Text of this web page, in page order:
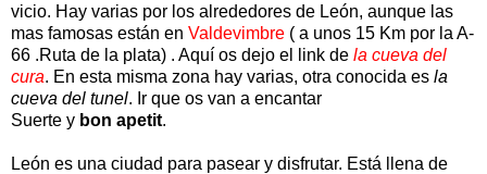
vicio. Hay varias por los alrededores de León, aunque las
mas famosas están en Valdevimbre ( a unos 15 Km por la A-
66 .Ruta de la plata) . Aquí os dejo el link de la cueva del
cura. En esta misma zona hay varias, otra conocida es la
cueva del tunel. Ir que os van a encantar
Suerte y bon apetit.
León es una ciudad para pasear y disfrutar. Está llena de